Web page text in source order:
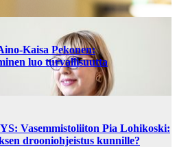
Kaisa Pekonen:
luo turvallisuutta
Vasemmistoliiton Pia Lohikoski:
drooniohjeistus kunnille?